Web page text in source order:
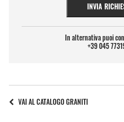
INVIA
In alternativa puoi
+39 045
VAI AL CATALOGO GRANITI